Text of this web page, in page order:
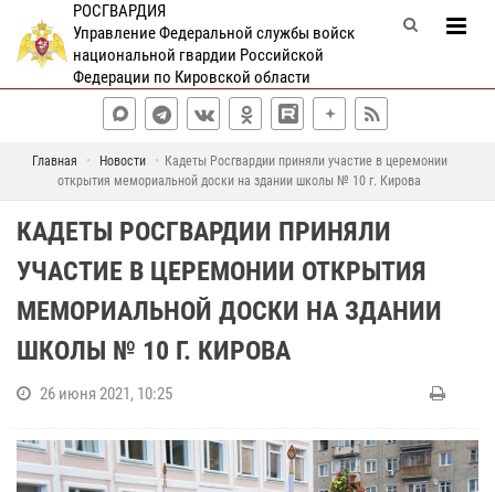
РОСГВАРДИЯ
Управление Федеральной службы войск
национальной гвардии Российской
Федерации по Кировской области
Главная Новости
Кадеты Росгвардии приняли участие в церемонии
открытия мемориальной доски на здании школы № 10 г. Кирова
КАДЕТЫ РОСГВАРДИИ ПРИНЯЛИ
УЧАСТИЕ В ЦЕРЕМОНИИ ОТКРЫТИЯ
МЕМОРИАЛЬНОЙ ДОСКИ НА ЗДАНИИ
ШКОЛЫ № 10 Г. КИРОВА
26 июня 2021, 10:25